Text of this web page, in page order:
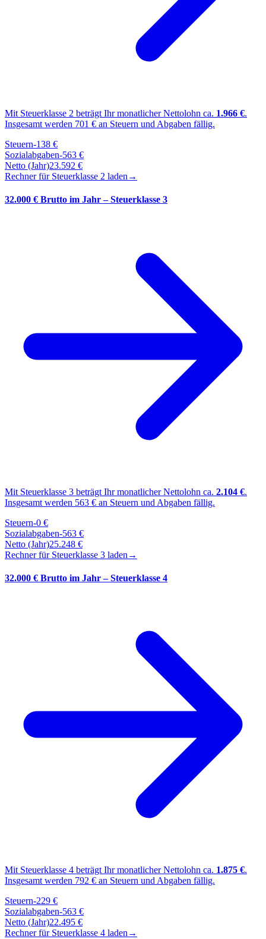
Mit Steuerklasse 2 beträgt Ihr monatlicher Nettolohn ca. 1.966 €.
Insgesamt werden 701 € an Steuern und Abgaben fällig.
Steuern-138 €
Sozialabgaben-563 €
Netto (Jahr)23.592 €
Rechner für Steuerklasse 2 laden →
32.000 € Brutto im Jahr – Steuerklasse 3
Mit Steuerklasse 3 beträgt Ihr monatlicher Nettolohn ca. 2.104 €.
Insgesamt werden 563 € an Steuern und Abgaben fällig.
Steuern-0 €
Sozialabgaben-563 €
Netto (Jahr)25.248 €
Rechner für Steuerklasse 3 laden →
32.000 € Brutto im Jahr – Steuerklasse 4
Mit Steuerklasse 4 beträgt Ihr monatlicher Nettolohn ca. 1.875 €.
Insgesamt werden 792 € an Steuern und Abgaben fällig.
Steuern-229 €
Sozialabgaben-563 €
Netto (Jahr)22.495 €
Rechner für Steuerklasse 4 laden →